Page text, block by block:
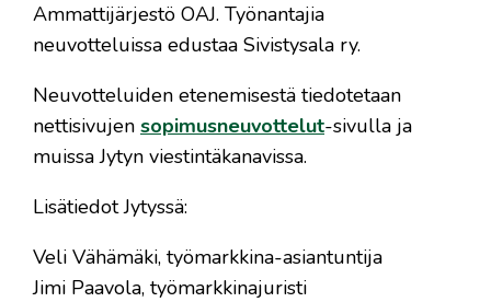
Ammattijärjestö OAJ. Työnantajia
neuvotteluissa edustaa Sivistysala ry.
Neuvotteluiden etenemisestä tiedotetaan
nettisivujen sopimusneuvottelut-sivulla ja
muissa Jytyn viestintäkanavissa.
Lisätiedot Jytyssä:
Veli Vähämäki, työmarkkina-asiantuntija
Jimi Paavola, työmarkkinajuristi